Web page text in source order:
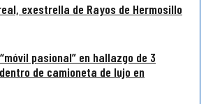
exestrella de Rayos de Hermosillo
pasional” en hallazgo de 3
de camioneta de lujo en